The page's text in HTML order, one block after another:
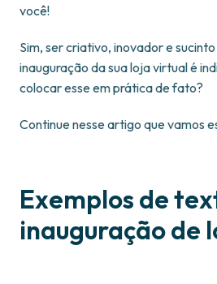
você!
Sim, ser criativo, inovador e
inauguração da sua loja virtual é
colocar esse em prática de fato?
Continue nesse artigo que vamos
Exemplos de
inauguração de